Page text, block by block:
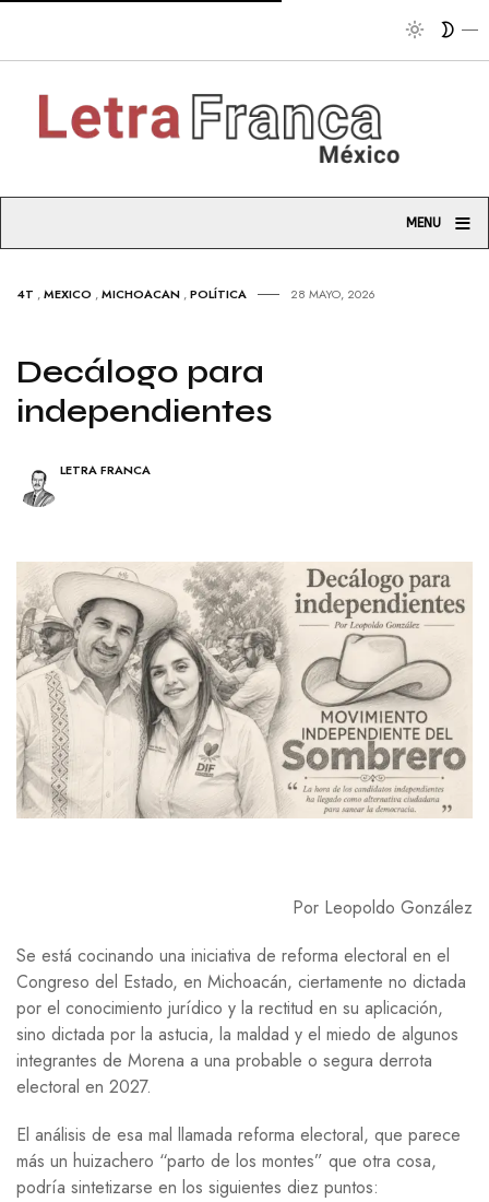
MENU ≡
4T ,MEXICO ,MICHOACAN ,POLÍTICA 28 MAYO, 2026
Decálogo para
independientes
LETRA FRANCA
Por Leopoldo González
Se está cocinando una iniciativa de reforma electoral en el
Congreso del Estado, en Michoacán, ciertamente no dictada
por el conocimiento jurídico y la rectitud en su aplicación,
sino dictada por la astucia, la maldad y el miedo de algunos
integrantes de Morena a una probable o segura derrota
electoral en 2027.
El análisis de esa mal llamada reforma electoral, que parece
más un huizachero “parto de los montes” que otra cosa,
podría sintetizarse en los siguientes diez puntos: